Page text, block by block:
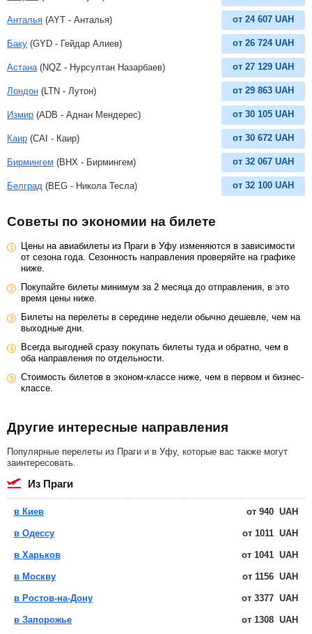
Анталья (AYT - Анталья) от 24 607 UAH
Баку (GYD - Гейдар Алиев) от 26 724 UAH
Астана (NQZ - Нурсултан Назарбаев) от 27 129 UAH
Лондон (LTN - Лутон) от 29 863 UAH
Измир (ADB - Аднан Мендерес) от 30 105 UAH
Каир (CAI - Каир) от 30 672 UAH
Бирмингем (BHX - Бирмингем) от 32 067 UAH
Белград (BEG - Никола Тесла) от 32 100 UAH
Советы по экономии на билете
Цены на авиабилеты из Праги в Уфу изменяются в зависимости
от сезона года. Сезонность направления проверяйте на графике
ниже.
Покупайте билеты минимум за 2 месяца до отправления, в это
время цены ниже.
Билеты на перелеты в середине недели обычно дешевле, чем на
выходные дни.
Всегда выгодней сразу покупать билеты туда и обратно, чем в
оба направления по отдельности.
Стоимость билетов в эконом-классе ниже, чем в первом и бизнес-
классе.
Другие интересные направления
Популярные перелеты из Праги и в Уфу, которые вас также могут
заинтересовать.
из Праги
в Киев от 940 UAH
в Одессу от 1011 UAH
в Харьков от 1041 UAH
в Москву от 1156 UAH
в Ростов-на-Дону от 3377 UAH
в Запорожье от 1308 UAH